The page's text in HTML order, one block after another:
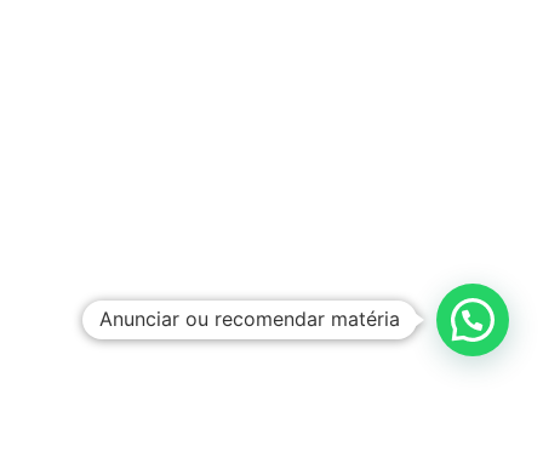
Anunciar ou recomendar matéria